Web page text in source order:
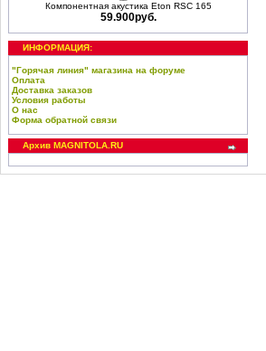
Компонентная акустика Eton RSC 165
59.900руб.
ИНФОРМАЦИЯ:
"Горячая линия" магазина на форуме
Оплата
Доставка заказов
Условия работы
О нас
Форма обратной связи
Архив MAGNITOLA.RU